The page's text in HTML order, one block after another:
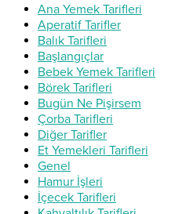
Ana Yemek Tarifleri
Aperatif Tarifler
Balık Tarifleri
Başlangıçlar
Bebek Yemek Tarifleri
Börek Tarifleri
Bugün Ne Pişirsem
Çorba Tarifleri
Diğer Tarifler
Et Yemekleri Tarifleri
Genel
Hamur İşleri
İçecek Tarifleri